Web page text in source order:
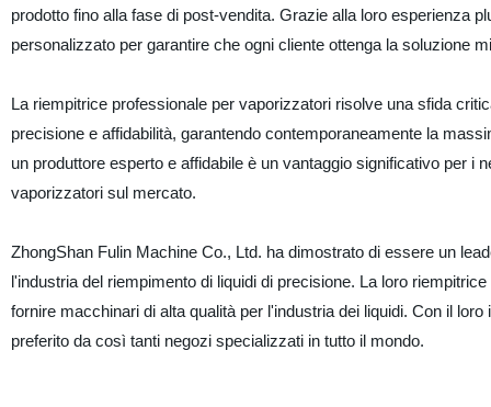
prodotto fino alla fase di post-vendita. Grazie alla loro esperienza
personalizzato per garantire che ogni cliente ottenga la soluzione
La riempitrice professionale per vaporizzatori risolve una sfida
precisione e affidabilità, garantendo contemporaneamente la
un produttore esperto e affidabile è un vantaggio significativo per
vaporizzatori sul mercato.
ZhongShan Fulin Machine Co., Ltd. ha dimostrato di essere un
l'industria del riempimento di liquidi di precisione. La loro
fornire macchinari di alta qualità per l'industria dei liquidi. Con il
preferito da così tanti negozi specializzati in tutto il mondo.